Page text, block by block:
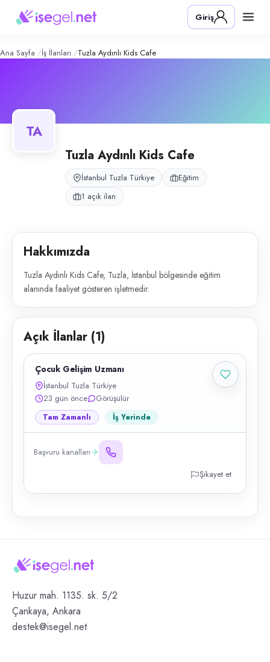
Aydınlı Kids Cafe – Şirket
Konum:
Tuzla Aydınlı Kids Cafe, Tuzla, İstanbul bölgesinde eğitim alanında
Giriş
Ana Sayfa İş İlanları Tuzla Aydınlı Kids Cafe
TA
Tuzla Aydınlı Kids Cafe
İstanbul Tuzla Türkiye
Eğitim
1 açık ilan
Hakkımızda
Tuzla Aydınlı Kids Cafe, Tuzla, İstanbul bölgesinde eğitim
alanında faaliyet gösteren işletmedir.
Açık İlanlar (1)
Çocuk Gelişim Uzmanı
İstanbul Tuzla Türkiye
23 gün önce
Görüşülür
Tam Zamanlı İş Yerinde
Başvuru kanalları
Şikayet et
Huzur mah. 1135. sk. 5/2
Çankaya, Ankara
destek@isegel.net